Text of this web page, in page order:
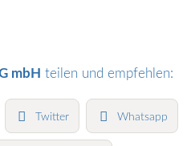
mbH teilen und empfehlen:
Twitter Whatsapp